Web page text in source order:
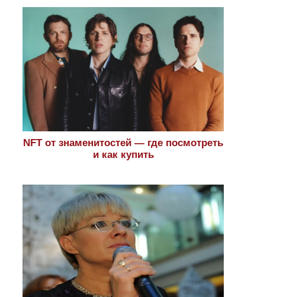
NFT от знаменитостей — где посмотреть
и как купить